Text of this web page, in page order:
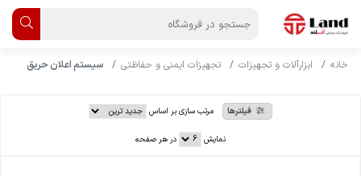
خانه ابزارآلات و تجهیزات تجهیزات ایمنی و حفاظتی سیستم اعلان حریق
فیلترها مرتب سازی بر اساس
نمایش در هر صفحه